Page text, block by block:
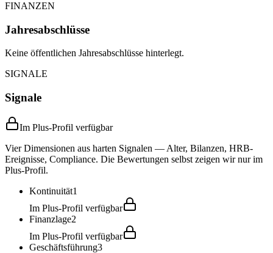
FINANZEN
Jahresabschlüsse
Keine öffentlichen Jahresabschlüsse hinterlegt.
SIGNALE
Signale
Im Plus-Profil verfügbar
Vier Dimensionen aus harten Signalen — Alter, Bilanzen, HRB-
Ereignisse, Compliance. Die Bewertungen selbst zeigen wir nur im
Plus-Profil.
Kontinuität1
Im Plus-Profil verfügbar
Finanzlage2
Im Plus-Profil verfügbar
Geschäftsführung3